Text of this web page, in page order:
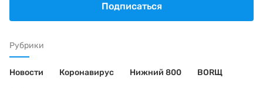
Рубрики
Новости Коронавирус Нижний 800 BORЩ
Подписаться